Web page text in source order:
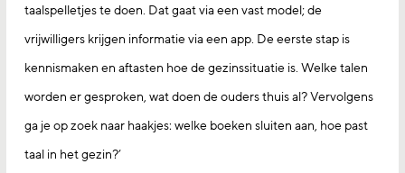
taalspelletjes te doen. Dat gaat via een vast model; de
vrijwilligers krijgen informatie via een app. De eerste stap is
kennismaken en aftasten hoe de gezinssituatie is. Welke talen
worden er gesproken, wat doen de ouders thuis al? Vervolgens
ga je op zoek naar haakjes: welke boeken sluiten aan, hoe past
taal in het gezin?’